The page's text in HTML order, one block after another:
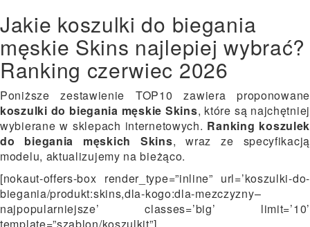
Jakie koszulki do biegania
męskie Skins najlepiej wybrać?
Ranking czerwiec 2026
Poniższe zestawienie TOP10 zawiera proponowane
koszulki do biegania męskie Skins, które są najchętniej
wybierane w sklepach internetowych. Ranking koszulek
do biegania męskich Skins, wraz ze specyfikacją
modelu, aktualizujemy na bieżąco.
[nokaut-offers-box render_type=”inline” url=’koszulki-do-
biegania/produkt:skins,dla-kogo:dla-mezczyzny–
najpopularniejsze’ classes=’big’ limit=’10’